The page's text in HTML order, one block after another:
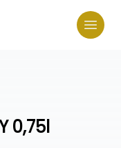
0,75l